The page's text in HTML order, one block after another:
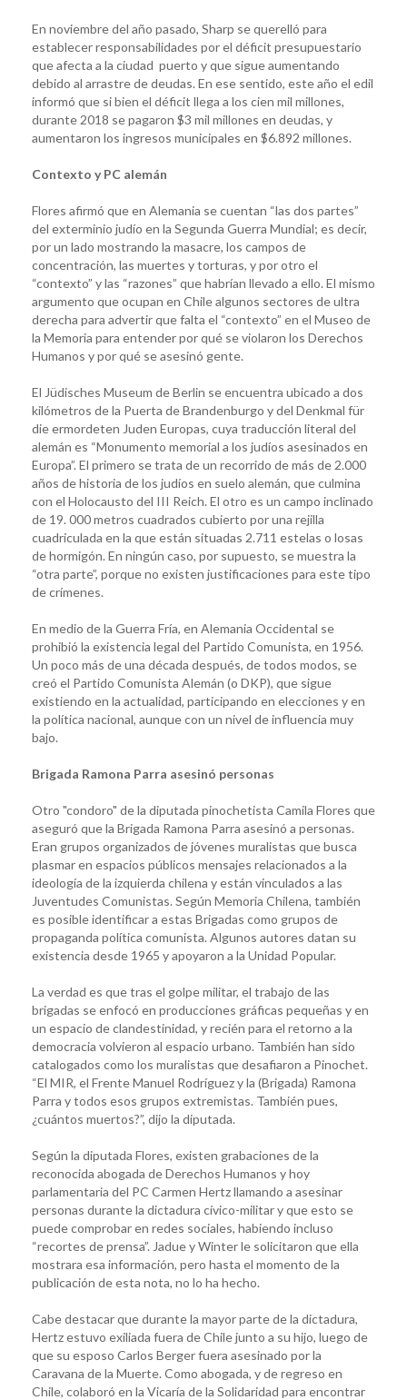
En noviembre del año pasado, Sharp se querelló para
establecer responsabilidades por el déficit presupuestario
que afecta a la ciudad puerto y que sigue aumentando
debido al arrastre de deudas. En ese sentido, este año el edil
informó que si bien el déficit llega a los cien mil millones,
durante 2018 se pagaron $3 mil millones en deudas, y
aumentaron los ingresos municipales en $6.892 millones.
Contexto y PC alemán
Flores afirmó que en Alemania se cuentan “las dos partes”
del exterminio judío en la Segunda Guerra Mundial; es decir,
por un lado mostrando la masacre, los campos de
concentración, las muertes y torturas, y por otro el
“contexto” y las “razones” que habrían llevado a ello. El mismo
argumento que ocupan en Chile algunos sectores de ultra
derecha para advertir que falta el “contexto” en el Museo de
la Memoria para entender por qué se violaron los Derechos
Humanos y por qué se asesinó gente.
El Jüdisches Museum de Berlin se encuentra ubicado a dos
kilómetros de la Puerta de Brandenburgo y del Denkmal für
die ermordeten Juden Europas, cuya traducción literal del
alemán es “Monumento memorial a los judíos asesinados en
Europa”. El primero se trata de un recorrido de más de 2.000
años de historia de los judíos en suelo alemán, que culmina
con el Holocausto del III Reich. El otro es un campo inclinado
de 19. 000 metros cuadrados cubierto por una rejilla
cuadriculada en la que están situadas 2.711 estelas o losas
de hormigón. En ningún caso, por supuesto, se muestra la
“otra parte”, porque no existen justificaciones para este tipo
de crímenes.
En medio de la Guerra Fría, en Alemania Occidental se
prohibió la existencia legal del Partido Comunista, en 1956.
Un poco más de una década después, de todos modos, se
creó el Partido Comunista Alemán (o DKP), que sigue
existiendo en la actualidad, participando en elecciones y en
la política nacional, aunque con un nivel de influencia muy
bajo.
Brigada Ramona Parra asesinó personas
Otro "condoro" de la diputada pinochetista Camila Flores que
aseguró que la Brigada Ramona Parra asesinó a personas.
Eran grupos organizados de jóvenes muralistas que busca
plasmar en espacios públicos mensajes relacionados a la
ideología de la izquierda chilena y están vinculados a las
Juventudes Comunistas. Según Memoria Chilena, también
es posible identificar a estas Brigadas como grupos de
propaganda política comunista. Algunos autores datan su
existencia desde 1965 y apoyaron a la Unidad Popular.
La verdad es que tras el golpe militar, el trabajo de las
brigadas se enfocó en producciones gráficas pequeñas y en
un espacio de clandestinidad, y recién para el retorno a la
democracia volvieron al espacio urbano. También han sido
catalogados como los muralistas que desafiaron a Pinochet.
“El MIR, el Frente Manuel Rodríguez y la (Brigada) Ramona
Parra y todos esos grupos extremistas. También pues,
¿cuántos muertos?”, dijo la diputada.
Según la diputada Flores, existen grabaciones de la
reconocida abogada de Derechos Humanos y hoy
parlamentaria del PC Carmen Hertz llamando a asesinar
personas durante la dictadura cívico-militar y que esto se
puede comprobar en redes sociales, habiendo incluso
“recortes de prensa”. Jadue y Winter le solicitaron que ella
mostrara esa información, pero hasta el momento de la
publicación de esta nota, no lo ha hecho.
Cabe destacar que durante la mayor parte de la dictadura,
Hertz estuvo exiliada fuera de Chile junto a su hijo, luego de
que su esposo Carlos Berger fuera asesinado por la
Caravana de la Muerte. Como abogada, y de regreso en
Chile, colaboró en la Vicaría de la Solidaridad para encontrar